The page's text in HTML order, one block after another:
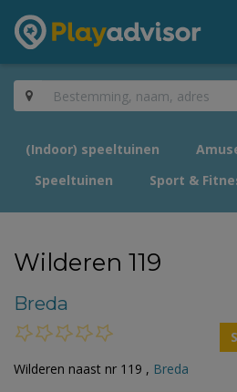
(Indoor) speeltuinen
Speeltuinen
Sport &
Wilderen 119
Breda
Wilderen naast nr 119 , Breda